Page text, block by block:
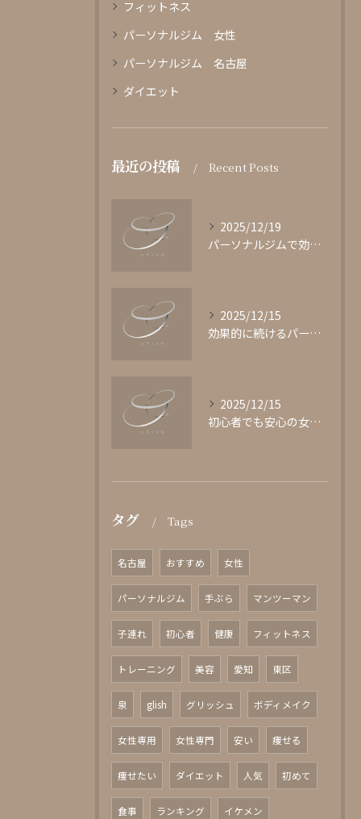
フィットネス
パーソナルジム 女性
パーソナルジム 名古屋
ダイエット
最近の投稿 Recent Posts
2025/12/19
パーソナルジムで効果的に鍛える方法
2025/12/15
効果的に続けるパーソナルジムの選び方
2025/12/15
初心者でも安心の女性専用パーソナルジム
タグ Tags
名古屋 おすすめ 女性
パーソナルジム 手ぶら マンツーマン
子連れ 初心者 健康 フィットネス
トレーニング 美容 愛知 東区
泉 glish グリッシュ ボディメイク
女性専用 女性専門 安い 痩せる
痩せたい ダイエット 人気 初めて
食事 ランキング イケメン